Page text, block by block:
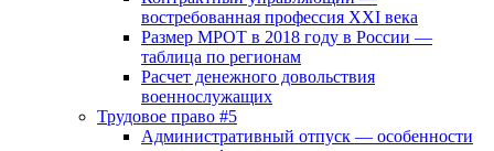
востребованная профессия XXI века
Размер МРОТ в 2018 году в России —
таблица по регионам
Расчет денежного довольствия
военнослужащих
Трудовое право #5
Административный отпуск — особенности